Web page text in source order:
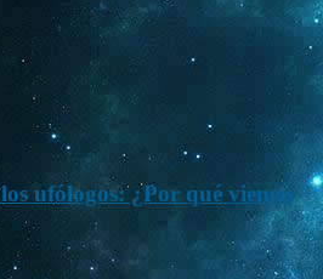
ufólogos: ¿Por qué vienen